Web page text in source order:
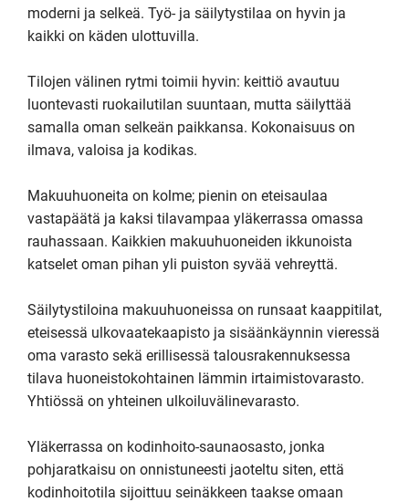
moderni ja selkeä. Työ- ja säilytystilaa on hyvin ja
kaikki on käden ulottuvilla.
Tilojen välinen rytmi toimii hyvin: keittiö avautuu
luontevasti ruokailutilan suuntaan, mutta säilyttää
samalla oman selkeän paikkansa. Kokonaisuus on
ilmava, valoisa ja kodikas.
Makuuhuoneita on kolme; pienin on eteisaulaa
vastapäätä ja kaksi tilavampaa yläkerrassa omassa
rauhassaan. Kaikkien makuuhuoneiden ikkunoista
katselet oman pihan yli puiston syvää vehreyttä.
Säilytystiloina makuuhuoneissa on runsaat kaappitilat,
eteisessä ulkovaatekaapisto ja sisäänkäynnin vieressä
oma varasto sekä erillisessä talousrakennuksessa
tilava huoneistokohtainen lämmin irtaimistovarasto.
Yhtiössä on yhteinen ulkoiluvälinevarasto.
Yläkerrassa on kodinhoito-saunaosasto, jonka
pohjaratkaisu on onnistuneesti jaoteltu siten, että
kodinhoitotila sijoittuu seinäkkeen taakse omaan